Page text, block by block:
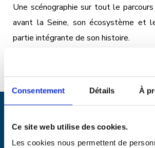
Consentement Détails À
Ce site web utilise des cookies.
Les cookies nous permettent de
Une scénographie sur tout le
avant la Seine, son écosystème et
partie intégrante de son histoire.